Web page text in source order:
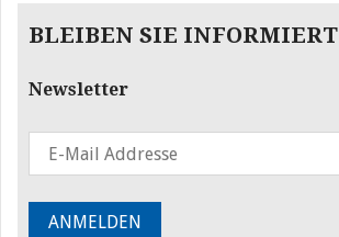
BLEIBEN SIE INFORMIERT
Newsletter